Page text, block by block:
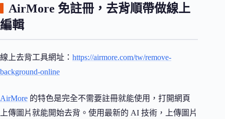
AirMore 免註冊，去背順帶做線上
編輯
線上去背工具網址： https://airmore.com/tw/remove-
background-online
AirMore 的特色是完全不需要註冊就能使用，打開網頁
上傳圖片就能開始去背。使用最新的 AI 技術，上傳圖片